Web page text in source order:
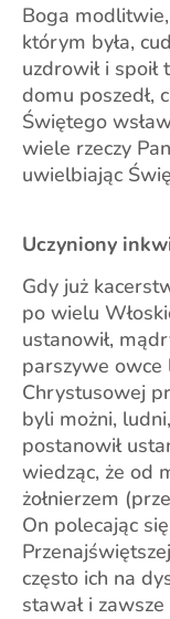
Boga modlitwie,
którym była,
uzdrowił i spoił
domu poszedł,
Świętego
wiele rzeczy
uwielbiając
Uczyniony
Gdy już
po wielu
ustanowił,
parszywe owce
Chrystusowej
byli możni,
postanowił
wiedząc, że od
żołnierzem
On polecając
często ich na
stawał i